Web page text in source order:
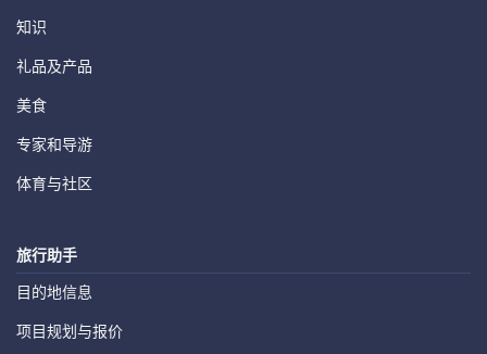
知识
礼品及产品
美食
专家和导游
体育与社区
旅行助手
目的地信息
项目规划与报价